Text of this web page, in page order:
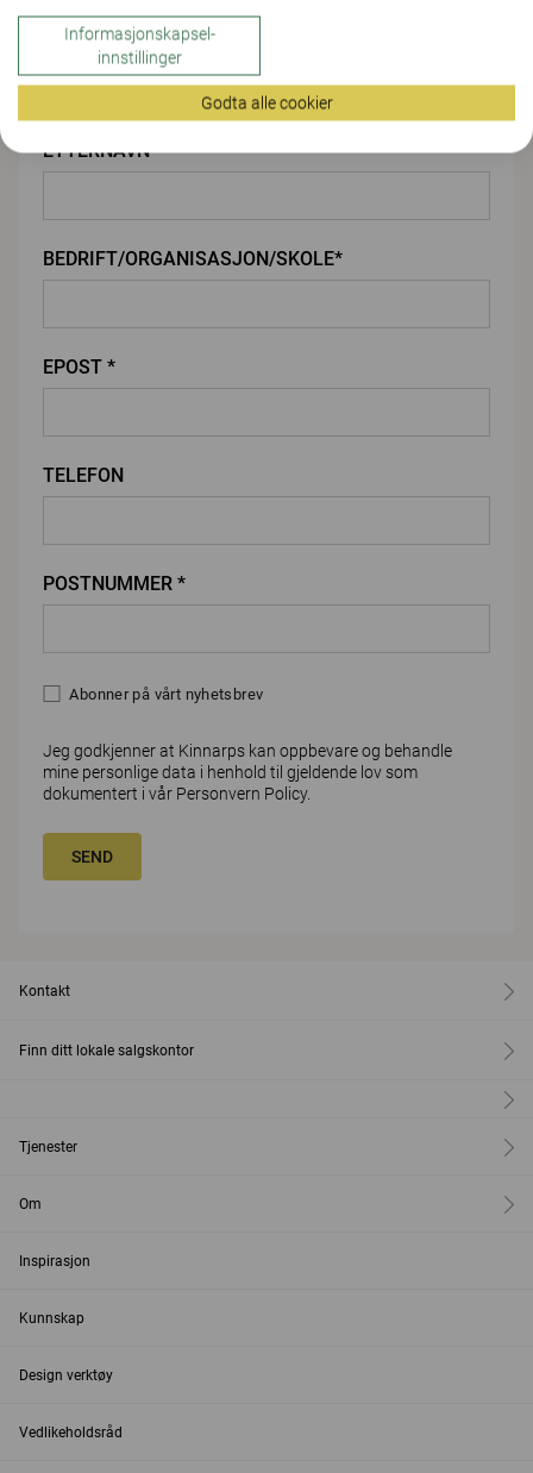
FORNAVN*
ETTERNAVN*
BEDRIFT/ORGANISASJON/SKOLE*
EPOST *
TELEFON
POSTNUMMER *
Abonner på vårt nyhetsbrev
Jeg godkjenner at Kinnarps kan oppbevare og behandle
mine personlige data i henhold til gjeldende lov som
dokumentert i vår Personvern Policy.
SEND
Kontakt
Finn ditt lokale salgskontor
Tjenester
Om
Inspirasjon
Kunnskap
Design verktøy
Vedlikeholdsråd
Informasjonskapsel-
innstillinger
Godta alle cookier